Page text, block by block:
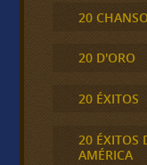
20
20 D'ORO
20 ÉXITOS
20 ÉXITOS
AMÉRICA